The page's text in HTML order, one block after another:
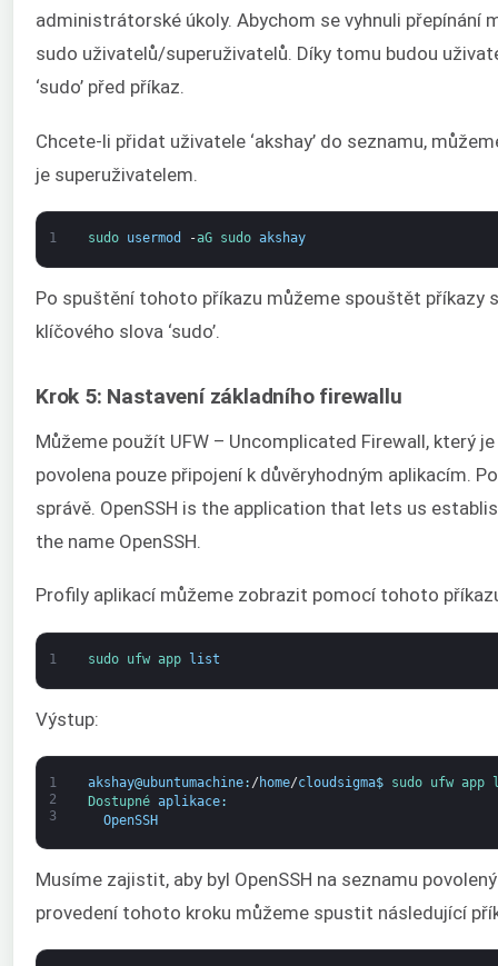
administrátorské úkoly. Abychom se vyhnuli
sudo uživatelů/superuživatelů. Díky tomu budou
‘sudo’ před příkaz.
Chcete-li přidat uživatele ‘akshay’ do seznamu,
je superuživatelem.
1 sudo usermod -aG sudo akshay
Po spuštění tohoto příkazu můžeme spouštět příkazy
klíčového slova ‘sudo’.
Krok 5: Nastavení základního firewallu
Můžeme použít UFW – Uncomplicated Firewall, který
povolena pouze připojení k důvěryhodným aplikacím.
správě. OpenSSH is the application that lets us
the name OpenSSH.
Profily aplikací můžeme zobrazit pomocí tohoto
1 sudo ufw app list
Výstup:
1
2
3
akshay@ubuntumachine: / home/cloudsigma$ sudo ufw app
Dostupné aplikace:
OpenSSH
Musíme zajistit, aby byl OpenSSH na seznamu
provedení tohoto kroku můžeme spustit následující